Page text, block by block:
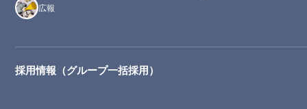
広報
採用情報（グループ一括採用）